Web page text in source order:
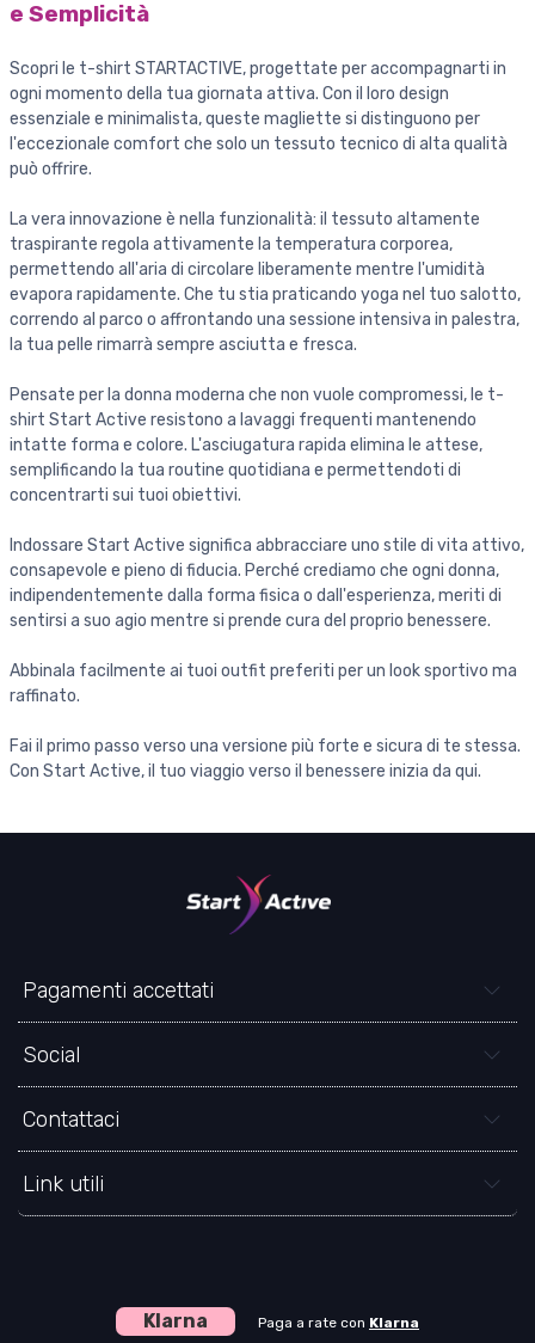
e Semplicità
Scopri le t-shirt STARTACTIVE, progettate per accompagnarti in
ogni momento della tua giornata attiva. Con il loro design
essenziale e minimalista, queste magliette si distinguono per
l'eccezionale comfort che solo un tessuto tecnico di alta qualità
può offrire.
La vera innovazione è nella funzionalità: il tessuto altamente
traspirante regola attivamente la temperatura corporea,
permettendo all'aria di circolare liberamente mentre l'umidità
evapora rapidamente. Che tu stia praticando yoga nel tuo salotto,
correndo al parco o affrontando una sessione intensiva in palestra,
la tua pelle rimarrà sempre asciutta e fresca.
Pensate per la donna moderna che non vuole compromessi, le t-
shirt Start Active resistono a lavaggi frequenti mantenendo
intatte forma e colore. L'asciugatura rapida elimina le attese,
semplificando la tua routine quotidiana e permettendoti di
concentrarti sui tuoi obiettivi.
Indossare Start Active significa abbracciare uno stile di vita attivo,
consapevole e pieno di fiducia. Perché crediamo che ogni donna,
indipendentemente dalla forma fisica o dall'esperienza, meriti di
sentirsi a suo agio mentre si prende cura del proprio benessere.
Abbinala facilmente ai tuoi outfit preferiti per un look sportivo ma
raffinato.
Fai il primo passo verso una versione più forte e sicura di te stessa.
Con Start Active, il tuo viaggio verso il benessere inizia da qui.
Pagamenti accettati
Social
Contattaci
Link utili
Klarna Paga a rate con Klarna